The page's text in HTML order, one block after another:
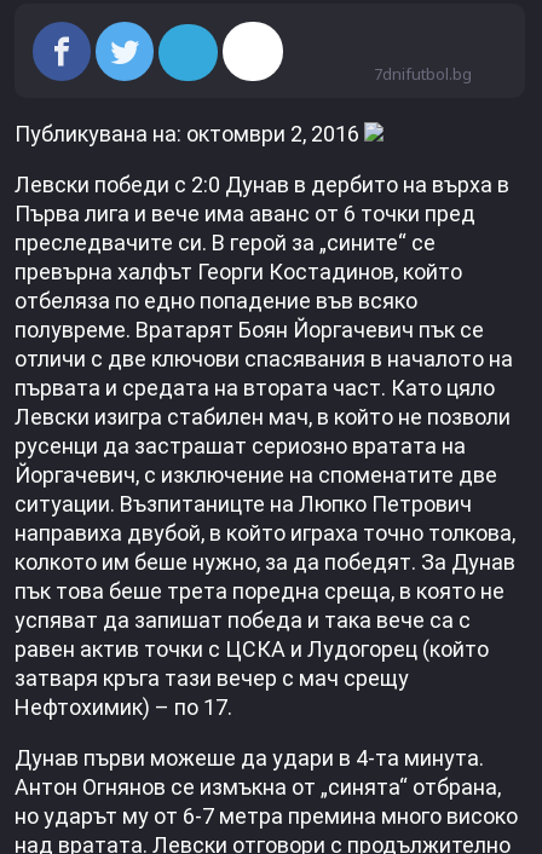
7dnifutbol.bg
Публикувана на: октомври 2, 2016
Левски победи с 2:0 Дунав в дербито на върха в
Първа лига и вече има аванс от 6 точки пред
преследвачите си. В герой за „сините“ се
превърна халфът Георги Костадинов, който
отбеляза по едно попадение във всяко
полувреме. Вратарят Боян Йоргачевич пък се
отличи с две ключови спасявания в началото на
първата и средата на втората част. Като цяло
Левски изигра стабилен мач, в който не позволи
русенци да застрашат сериозно вратата на
Йоргачевич, с изключение на споменатите две
ситуации. Възпитаницте на Люпко Петрович
направиха двубой, в който играха точно толкова,
колкото им беше нужно, за да победят. За Дунав
пък това беше трета поредна среща, в която не
успяват да запишат победа и така вече са с
равен актив точки с ЦСКА и Лудогорец (който
затваря кръга тази вечер с мач срещу
Нефтохимик) – по 17.
Дунав първи можеше да удари в 4-та минута.
Антон Огнянов се измъкна от „синята“ отбрана,
но ударът му от 6-7 метра премина много високо
над вратата. Левски отговори с продължително